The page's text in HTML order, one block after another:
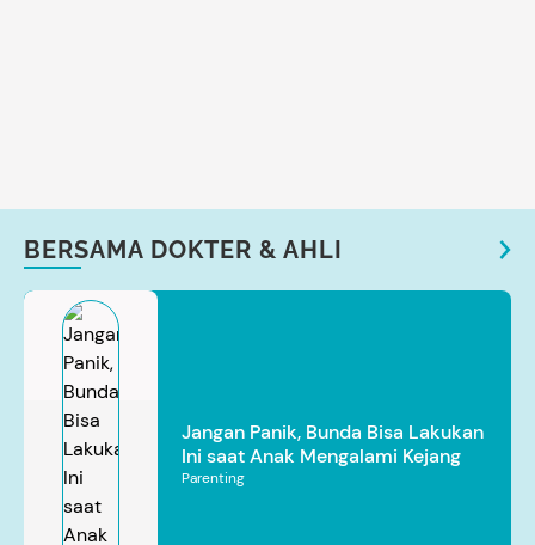
BERSAMA DOKTER & AHLI
Jangan Panik, Bunda Bisa Lakukan
Ini saat Anak Mengalami Kejang
Parenting